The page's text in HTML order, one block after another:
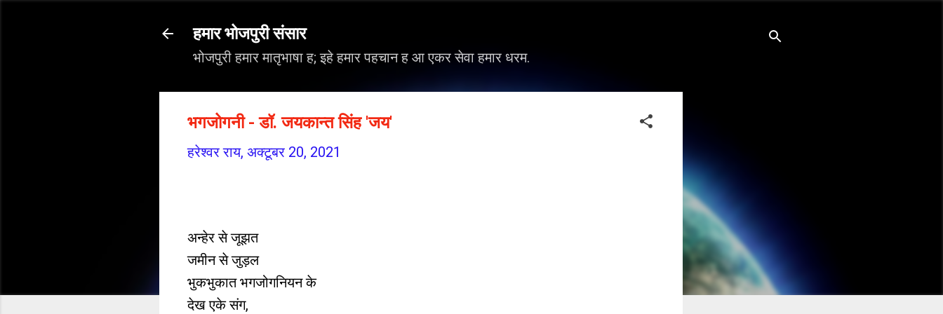
हमार भोजपुरी संसार
भोजपुरी हमार मातृभाषा ह; इहे हमार पहचान ह आ एकर सेवा हमार धरम.
भगजोगनी - डॉ. जयकान्त सिंह 'जय'
हरेश्वर राय, अक्टूबर 20, 2021
अन्हेर से जूझत
जमीन से जुड़ल
भुकभुकात भगजोगनियन के
देख एके संग,